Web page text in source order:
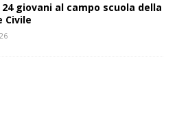
24 giovani al campo scuola della
Civile